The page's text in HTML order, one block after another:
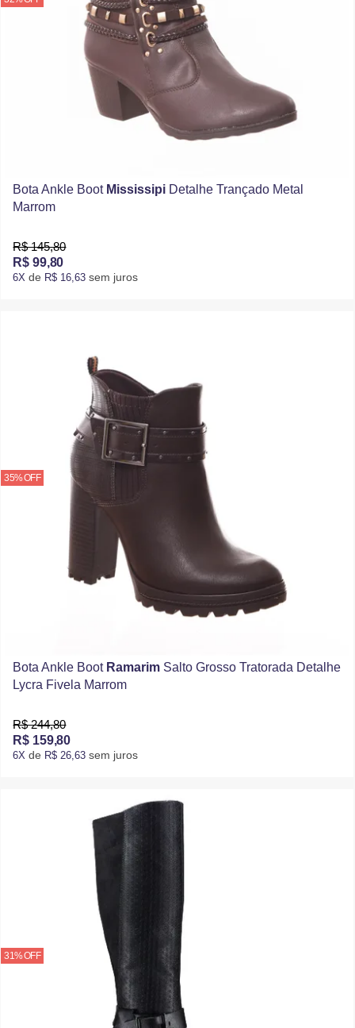
Bota Ankle Boot Mississipi Detalhe Trançado Metal
Marrom
R$ 145,80
R$ 99,80
6X de R$ 16,63 sem juros
35% OFF
Bota Ankle Boot Ramarim Salto Grosso Tratorada Detalhe
Lycra Fivela Marrom
R$ 244,80
R$ 159,80
6X de R$ 26,63 sem juros
31% OFF